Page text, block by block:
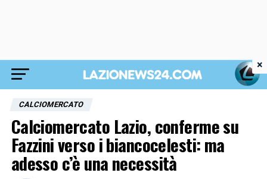
CALCIOMERCATO
Calciomercato Lazio, conferme su
Fazzini verso i biancocelesti: ma
adesso c’è una necessità
×